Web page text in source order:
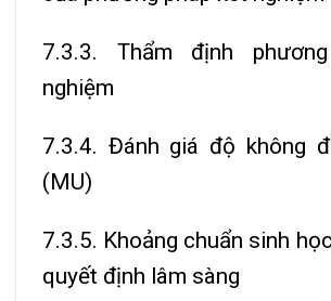
7.3.3. Thẩm định
nghiệm
7.3.4. Đánh giá độ không
(MU)
7.3.5. Khoảng chuẩn sinh
quyết định lâm sàng